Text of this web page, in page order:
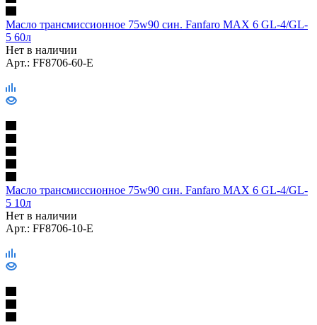
Масло трансмиссионное 75w90 син. Fanfaro MAX 6 GL-4/GL-
5 60л
Нет в наличии
Арт.: FF8706-60-E
Масло трансмиссионное 75w90 син. Fanfaro MAX 6 GL-4/GL-
5 10л
Нет в наличии
Арт.: FF8706-10-E